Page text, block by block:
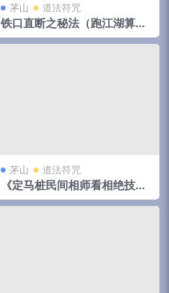
茅山 道法符咒
铁口直断之秘法（跑江湖算命
的民间秘法）
茅山 道法符咒
《定马桩民间相师看相绝技秘
法》pdf 144页，手抄本,拍照
电子版。